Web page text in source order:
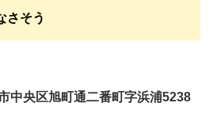
さそう
市中央区旭町通二番町字浜浦5238